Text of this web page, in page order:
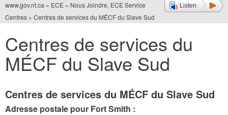
Listen
Vous
êtes
ici
www.gov.nt.ca » ECE » Nous Joindre, ECE Service
Centres » Centres de services du MÉCF du Slave Sud
Centres de services du
MÉCF du Slave Sud
Centres de services du MÉCF du Slave Sud
Adresse postale pour Fort Smith :